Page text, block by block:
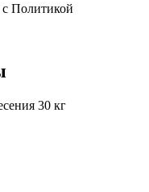
Политикой